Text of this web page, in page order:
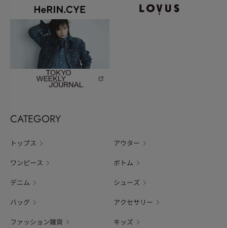
CATEGORY
トップス アウター
ワンピース ボトム
デニム シューズ
バッグ アクセサリー
ファッション雑貨 キッズ